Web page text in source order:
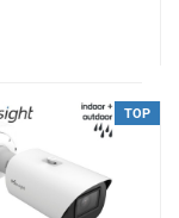
TOP